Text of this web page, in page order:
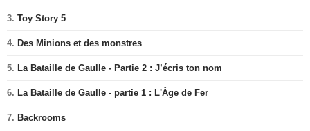
3. Toy Story 5
4. Des Minions et des monstres
5. La Bataille de Gaulle - Partie 2 : J’écris ton nom
6. La Bataille de Gaulle - partie 1 : L'Âge de Fer
7. Backrooms